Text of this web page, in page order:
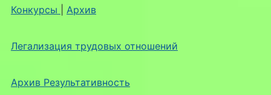
Конкурсы Архив
Легализация трудовых отношений
Архив Результативность